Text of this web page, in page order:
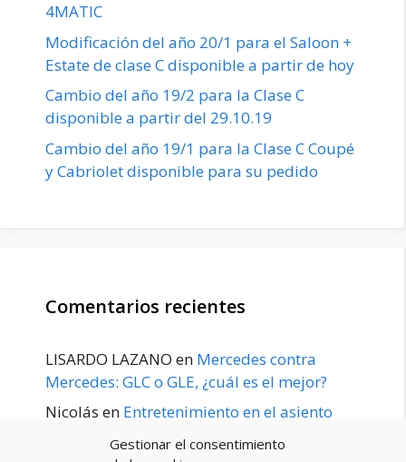
Gestionar el consentimiento
4MATIC
Modificación del año 20/1 para el Saloon +
Estate de clase C disponible a partir de hoy
Cambio del año 19/2 para la Clase C
disponible a partir del 29.10.19
Cambio del año 19/1 para la Clase C Coupé
y Cabriolet disponible para su pedido
Comentarios recientes
LISARDO LAZANO en Mercedes contra
Mercedes: GLC o GLE, ¿cuál es el mejor?
Nicolás en Entretenimiento en el asiento
trasero para el GLE / GLS disponible a
principios de 2020